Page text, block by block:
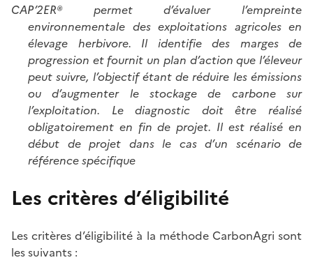
CAP’2ER® permet d’évaluer l’empreinte
environnementale des exploitations agricoles en
élevage herbivore. Il identifie des marges de
progression et fournit un plan d’action que l’éleveur
peut suivre, l’objectif étant de réduire les émissions
ou d’augmenter le stockage de carbone sur
l’exploitation. Le diagnostic doit être réalisé
obligatoirement en fin de projet. Il est réalisé en
début de projet dans le cas d’un scénario de
référence spécifique
Les critères d’éligibilité
Les critères d’éligibilité à la méthode CarbonAgri sont
les suivants :